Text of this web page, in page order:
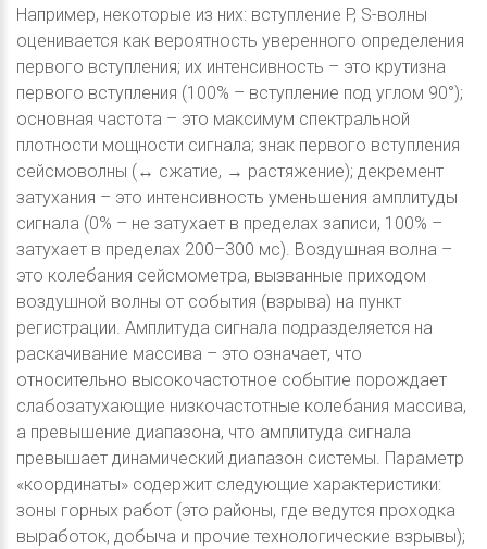
Например, некоторые из них: вступление P, S-волны
оценивается как вероятность уверенного определения
первого вступления; их интенсивность – это крутизна
первого вступления (100% – вступление под углом 90°);
основная частота – это максимум спектральной
плотности мощности сигнала; знак первого вступления
сейсмоволны (↔ сжатие, → растяжение); декремент
затухания – это интенсивность уменьшения амплитуды
сигнала (0% – не затухает в пределах записи, 100% –
затухает в пределах 200–300 мс). Воздушная волна –
это колебания сейсмометра, вызванные приходом
воздушной волны от события (взрыва) на пункт
регистрации. Амплитуда сигнала подразделяется на
раскачивание массива – это означает, что
относительно высокочастотное событие порождает
слабозатухающие низкочастотные колебания массива,
а превышение диапазона, что амплитуда сигнала
превышает динамический диапазон системы. Параметр
«координаты» содержит следующие характеристики:
зоны горных работ (это районы, где ведутся проходка
выработок, добыча и прочие технологические взрывы);